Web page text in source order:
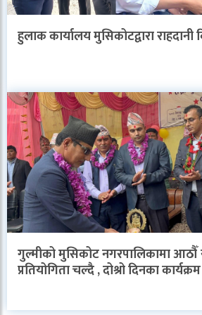
हुलाक कार्यालय मुसिकोटद्वारा
गुल्मीको मुसिकोट नगरपालिकामा आठौँ
प्रतियोगिता चल्दै , दोश्रो दिनका